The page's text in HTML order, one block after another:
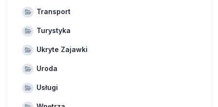
Transport
Turystyka
Ukryte Zajawki
Uroda
Usługi